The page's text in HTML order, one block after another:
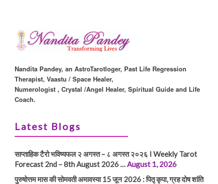
Nandita Pandey, an AstroTarotloger, Past Life Regression
Therapist, Vaastu / Space Healer,
Numerologist , Crystal /Angel Healer, Spiritual Guide and Life
Coach.
Latest Blogs
साप्ताहिक टैरो भविष्यफल २ अगस्त – ८ अगस्त २०२६ I Weekly Tarot
Forecast 2nd – 8th August 2026 …August 1, 2026
पुरुषोत्तम मास की सोमवती अमावस्या 15 जून 2026 : पितृ कृपा, ग्रह दोष शांति